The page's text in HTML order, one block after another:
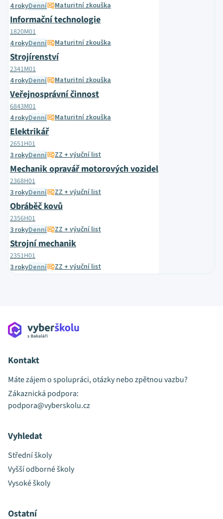
4 rokyDenní Maturitní zkouška
Informační technologie
1820M01
4 rokyDenní Maturitní zkouška
Strojírenství
2341M01
4 rokyDenní Maturitní zkouška
Veřejnosprávní činnost
6843M01
4 rokyDenní Maturitní zkouška
Elektrikář
2651H01
3 rokyDenní ZZ + výuční list
Mechanik opravář motorových vozidel
2368H01
3 rokyDenní ZZ + výuční list
Obráběč kovů
2356H01
3 rokyDenní ZZ + výuční list
Strojní mechanik
2351H01
3 rokyDenní ZZ + výuční list
Kontakt
Máte zájem o spolupráci, otázky nebo zpětnou vazbu?
Zákaznická podpora:
podpora@vyberskolu.cz
Vyhledat
Střední školy
Vyšší odborné školy
Vysoké školy
Ostatní